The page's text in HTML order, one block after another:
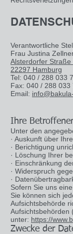
Verantwortliche
Frau Justina
Alsterdorfer Straße
22297 Hamburg
Tel: 040 / 288 033
Fax: 040 / 288 033
Email:
Ihre
Unter den
· Auskunft über
· Berichtigung
· Löschung Ihrer
· Einschränkung
· Widerspruch
·
Sofern Sie uns
Sie können sich
Aufsichtsbehörde
Aufsichtsbehörden
unter: https://
Zwecke der